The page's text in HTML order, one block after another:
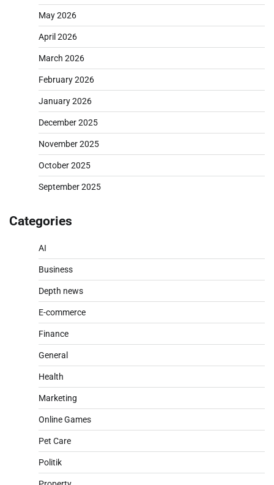
May 2026
April 2026
March 2026
February 2026
January 2026
December 2025
November 2025
October 2025
September 2025
Categories
AI
Business
Depth news
E-commerce
Finance
General
Health
Marketing
Online Games
Pet Care
Politik